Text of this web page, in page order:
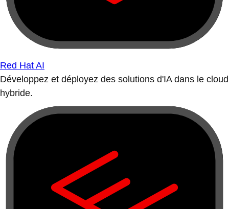
Red Hat AI
Développez et déployez des solutions d'IA dans le cloud
hybride.